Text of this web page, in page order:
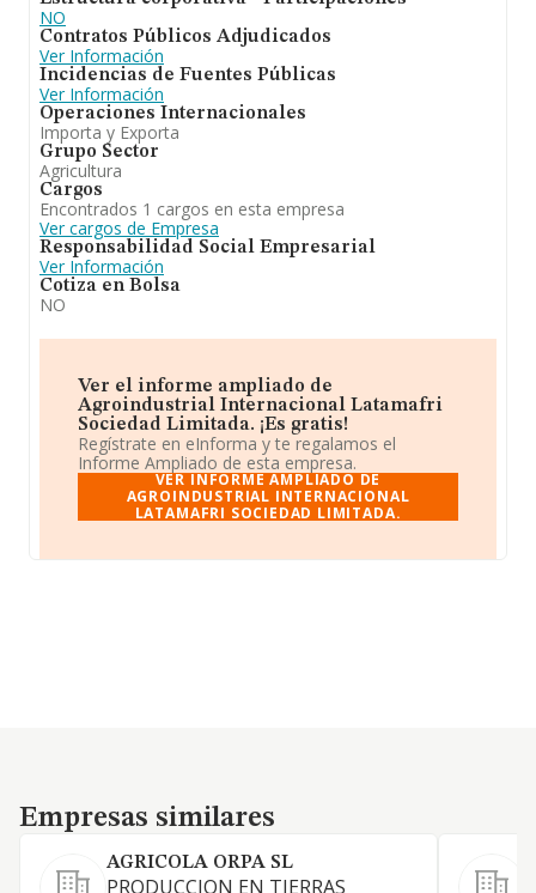
NO
Contratos Públicos Adjudicados
Ver Información
Incidencias de Fuentes Públicas
Ver Información
Operaciones Internacionales
Importa y Exporta
Grupo Sector
Agricultura
Cargos
Encontrados 1 cargos en esta empresa
Ver cargos de Empresa
Responsabilidad Social Empresarial
Ver Información
Cotiza en Bolsa
NO
Ver el informe ampliado de
Agroindustrial Internacional Latamafri
Sociedad Limitada. ¡Es gratis!
Regístrate en eInforma y te regalamos el
Informe Ampliado de esta empresa.
VER INFORME AMPLIADO DE
AGROINDUSTRIAL INTERNACIONAL
LATAMAFRI SOCIEDAD LIMITADA.
Empresas similares
Empresas similares
AGRICOLA ORPA SL
PRODUCCION EN TIERRAS